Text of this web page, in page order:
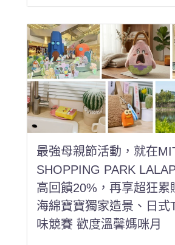
最強母親節活動，就在
SHOPPING PARK
高回饋20%，再享超狂累
海綿寶寶獨家造景、日式
味競賽 歡度溫馨媽咪月